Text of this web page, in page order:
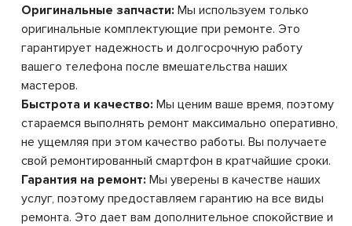
Оригинальные запчасти: Мы используем только
оригинальные комплектующие при ремонте. Это
гарантирует надежность и долгосрочную работу
вашего телефона после вмешательства наших
мастеров.
Быстрота и качество: Мы ценим ваше время, поэтому
стараемся выполнять ремонт максимально оперативно,
не ущемляя при этом качество работы. Вы получаете
свой ремонтированный смартфон в кратчайшие сроки.
Гарантия на ремонт: Мы уверены в качестве наших
услуг, поэтому предоставляем гарантию на все виды
ремонта. Это дает вам дополнительное спокойствие и